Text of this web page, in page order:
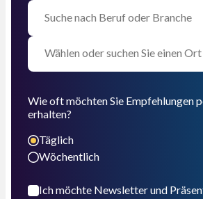
Wie oft möchten Sie Empfehlungen
erhalten?
Täglich
Wöchentlich
Ich möchte Newsletter und